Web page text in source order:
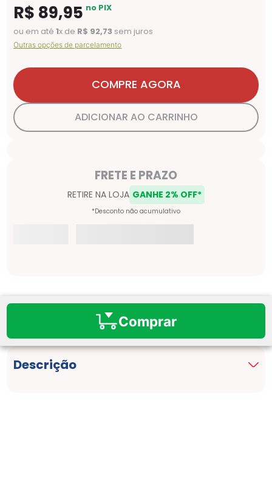
R$ 89,95 no PIX
ou em até1x de R$ 92,73 sem juros
Outras opções de parcelamento
COMPRE AGORA
ADICIONAR AO CARRINHO
Comprar
Descrição